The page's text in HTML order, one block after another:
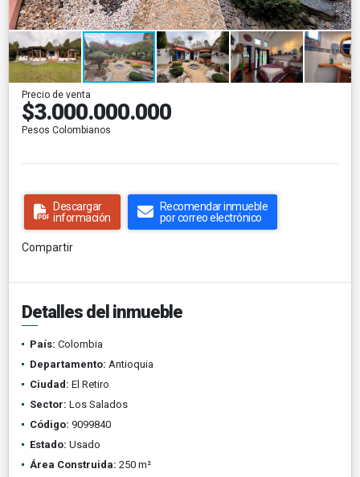
Precio de venta
$3.000.000.000
Pesos Colombianos
Descargar
información
Recomendar inmueble
por correo electrónico
Compartir
Detalles del inmueble
País: Colombia
Departamento: Antioquia
Ciudad: El Retiro
Sector: Los Salados
Código: 9099840
Estado: Usado
Área Construida: 250 m²